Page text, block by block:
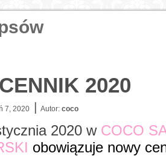
2020
7, 2020 | Autor: coco
2020 w COCO
obowiązuje nowy